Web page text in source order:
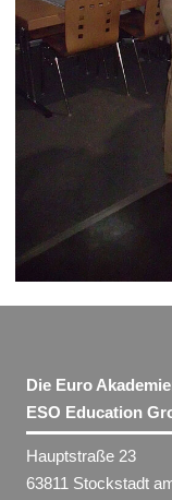
Die Euro
ESO Education
Hauptstraße 23
63811 Stockstadt